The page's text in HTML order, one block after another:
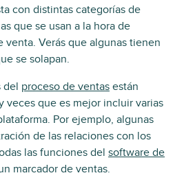
con distintas categorías de
que se usan a la hora de
venta. Verás que algunas tienen
se solapan.
del proceso de ventas están
veces que es mejor incluir varias
Por ejemplo, algunas
de las relaciones con los
las funciones del software de
marcador de ventas.